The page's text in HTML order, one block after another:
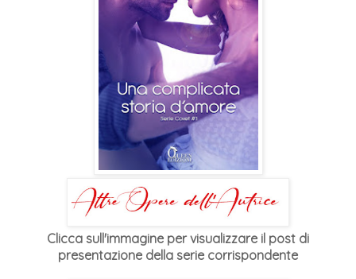
Clicca sull'immagine per visualizzare il post di
presentazione della serie corrispondente